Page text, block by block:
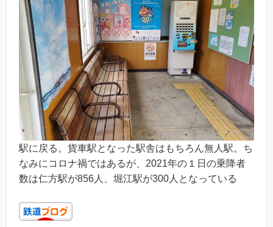
駅に戻る。貨車駅となった駅舎はもちろん無人駅。ち
なみにコロナ禍ではあるが、2021年の１日の乗降者
数は仁方駅が856人、堀江駅が300人となっている